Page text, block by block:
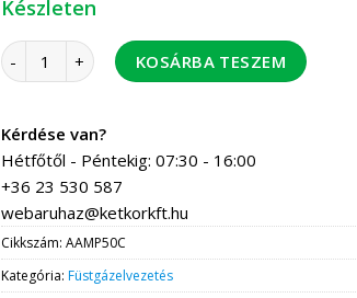
Készleten
Tricox AAMP50 Alu/Alu mérőpont 60/100
KOSÁRBA TESZEM
Kérdése van?
Hétfőtől - Péntekig: 07:30 - 16:00
+36 23 530 587
webaruhaz@ketkorkft.hu
Cikkszám:AAMP50C
Kategória:Füstgázelvezetés